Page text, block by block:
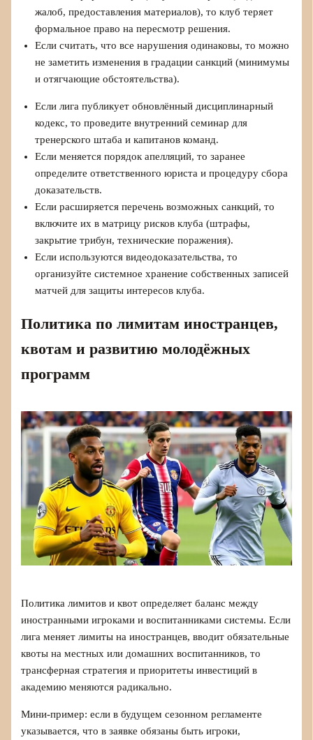
жалоб, предоставления материалов), то клуб теряет
формальное право на пересмотр решения.
Если считать, что все нарушения одинаковы, то можно
не заметить изменения в градации санкций (минимумы
и отягчающие обстоятельства).
Если лига публикует обновлённый дисциплинарный
кодекс, то проведите внутренний семинар для
тренерского штаба и капитанов команд.
Если меняется порядок апелляций, то заранее
определите ответственного юриста и процедуру сбора
доказательств.
Если расширяется перечень возможных санкций, то
включите их в матрицу рисков клуба (штрафы,
закрытие трибун, технические поражения).
Если используются видеодоказательства, то
организуйте системное хранение собственных записей
матчей для защиты интересов клуба.
Политика по лимитам иностранцев,
квотам и развитию молодёжных
программ
Политика лимитов и квот определяет баланс между
иностранными игроками и воспитанниками системы. Если
лига меняет лимиты на иностранцев, вводит обязательные
квоты на местных или домашних воспитанников, то
трансферная стратегия и приоритеты инвестиций в
академию меняются радикально.
Мини‑пример: если в будущем сезонном регламенте
указывается, что в заявке обязаны быть игроки,